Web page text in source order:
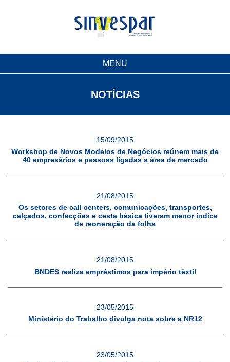
MENU
NOTÍCIAS
15/09/2015
Workshop de Novos Modelos de Negócios reúnem mais de
40 empresários e pessoas ligadas a área de mercado
21/08/2015
Os setores de call centers, comunicações, transportes,
calçados, confecções e cesta básica tiveram menor índice
de reoneração da folha
21/08/2015
BNDES realiza empréstimos para império têxtil
23/05/2015
Ministério do Trabalho divulga nota sobre a NR12
23/05/2015